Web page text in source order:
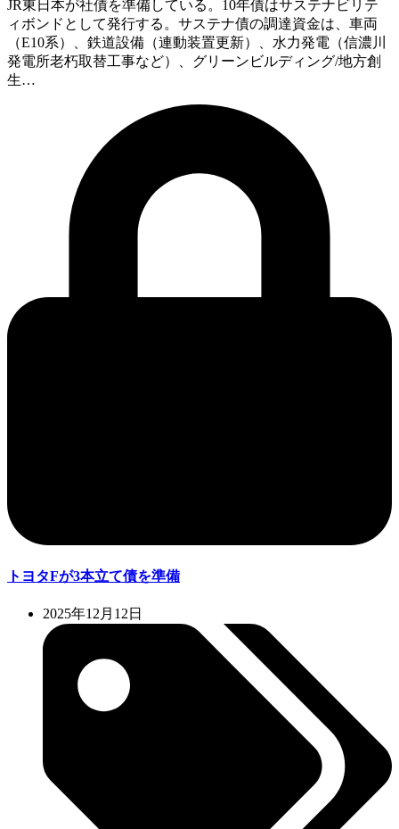
JR東日本が社債を準備している。10年債はサステナビリテ
ィボンドとして発行する。サステナ債の調達資金は、車両
（E10系）、鉄道設備（連動装置更新）、水力発電（信濃川
発電所老朽取替工事など）、グリーンビルディング/地方創
生…
トヨタFが3本立て債を準備
2025年12月12日